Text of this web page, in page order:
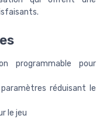
programmable pour
réduisant le
le jeu